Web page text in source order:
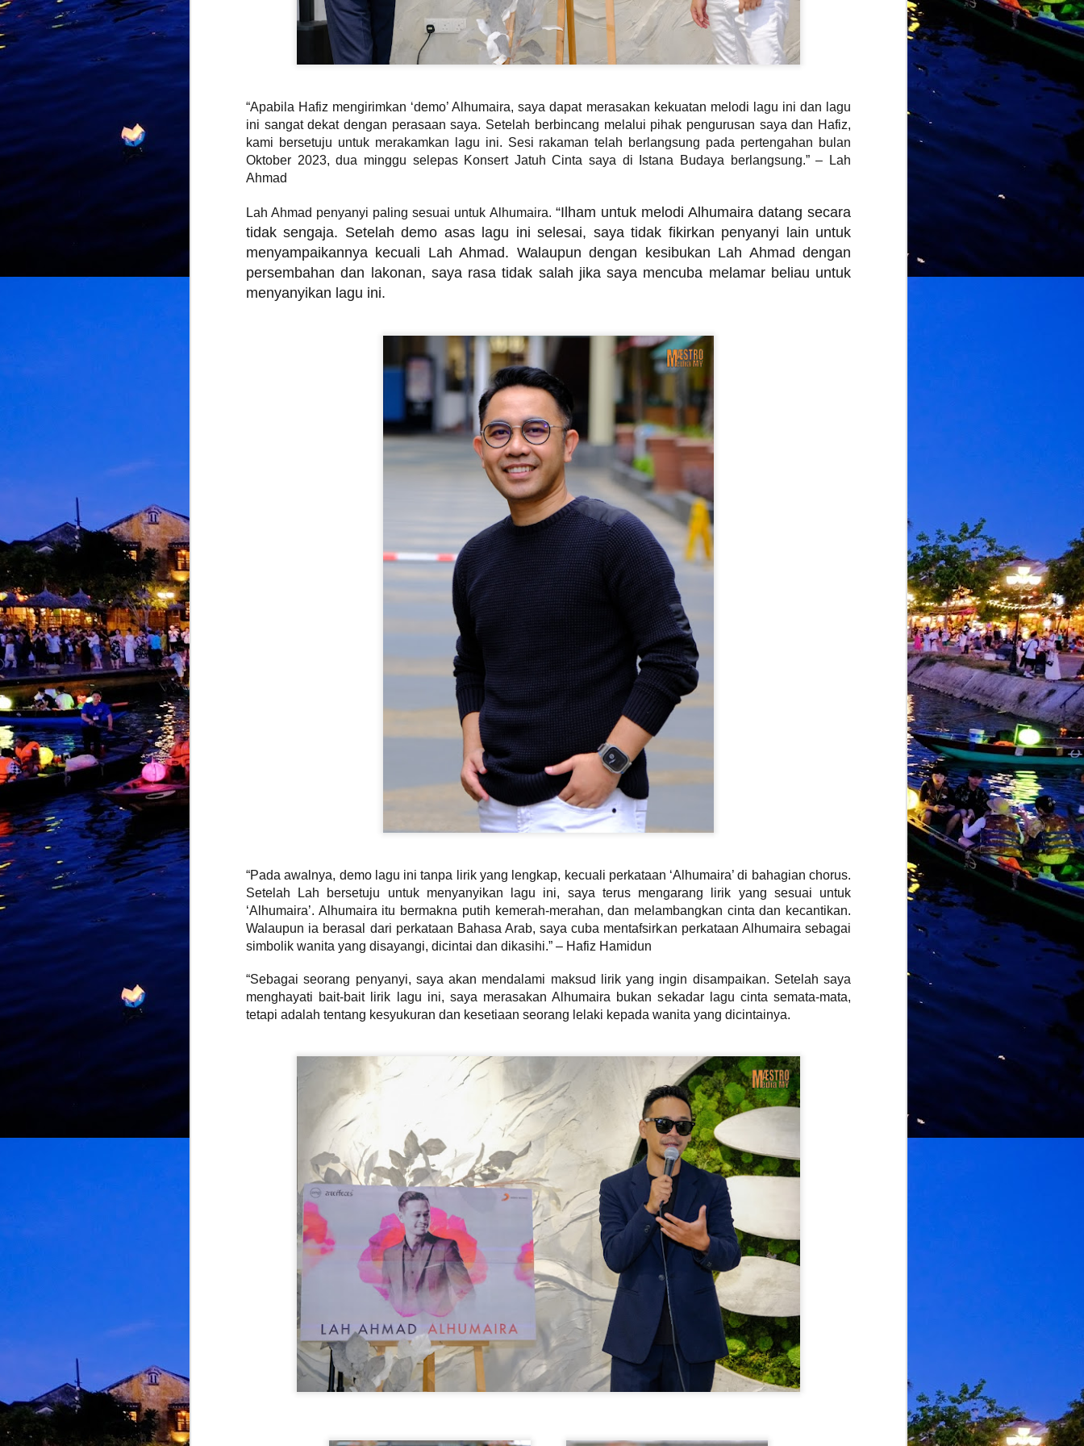
“Apabila Hafiz mengirimkan ‘demo’ Alhumaira, saya dapat merasakan kekuatan melodi lagu ini dan lagu
ini sangat dekat dengan perasaan saya. Setelah berbincang melalui pihak pengurusan saya dan Hafiz,
kami bersetuju untuk merakamkan lagu ini. Sesi rakaman telah berlangsung pada pertengahan bulan
Oktober 2023, dua minggu selepas Konsert Jatuh Cinta saya di Istana Budaya berlangsung.” – Lah
Ahmad
Lah Ahmad penyanyi paling sesuai untuk Alhumaira. “Ilham untuk melodi Alhumaira datang secara
tidak sengaja. Setelah demo asas lagu ini selesai, saya tidak fikirkan penyanyi lain untuk
menyampaikannya kecuali Lah Ahmad. Walaupun dengan kesibukan Lah Ahmad dengan
persembahan dan lakonan, saya rasa tidak salah jika saya mencuba melamar beliau untuk
menyanyikan lagu ini.
“Pada awalnya, demo lagu ini tanpa lirik yang lengkap, kecuali perkataan ‘Alhumaira’ di bahagian chorus.
Setelah Lah bersetuju untuk menyanyikan lagu ini, saya terus mengarang lirik yang sesuai untuk
‘Alhumaira’. Alhumaira itu bermakna putih kemerah-merahan, dan melambangkan cinta dan kecantikan.
Walaupun ia berasal dari perkataan Bahasa Arab, saya cuba mentafsirkan perkataan Alhumaira sebagai
simbolik wanita yang disayangi, dicintai dan dikasihi.” – Hafiz Hamidun
“Sebagai seorang penyanyi, saya akan mendalami maksud lirik yang ingin disampaikan. Setelah saya
menghayati bait-bait lirik lagu ini, saya merasakan Alhumaira bukan sekadar lagu cinta semata-mata,
tetapi adalah tentang kesyukuran dan kesetiaan seorang lelaki kepada wanita yang dicintainya.
JUN
8
BAHANG MENJELANG KONSERT 3 DEKAD UNGU
KIAN TERASA! MARSHA BAKAL BERAKSI
ditunggu-tunggu ramai “Ungu 3 Dasawarsa: Special Night in Kuala
Lumpur” kini semakin dirasai apabila kumpulan legenda Indonesia,
Ungu, bersedia untuk meraikan perjalanan seni mereka selama tiga
dekad bersama peminat di Malaysia dalam sebuah malam yang
dijangka penuh emosi, nostalgia dan kejutan istimewa.
24
LATIHAN PESTAPORA MALAYSIA 2026 UMUM
BARISAN PENUH ARTIS!
KUALA LUMPUR, 21 MEI 2026 – Selepas mencetuskan
keterujaan dalam kalangan peminat menerusi pengumuman edisi
kedua serta sambutan hangat terhadap jualan “Blind Sale Tickets”,
Latihan Pestapora Malaysia 2026 kini secara rasmi mengumumkan
“AJAR AKU” SATUKAN DUA DUNIA MUZIK DALAM
KOLABORASI UNIK
KUALA LUMPUR, 14 MEI 2026 – Selepas lebih dua dekad
dikenali menerusi karya-karya balada dan pop alternatif yang dekat
dengan jiwa pendengar, Aizat Amdan kini membuka lembaran baharu
dalam perjalanan seninya menerusi single terbaharu berjudul “Ajar
Aku”, sebuah kolaborasi bersama band post-hardcore popular,
Sekumpulan Orang Gila (SOG).
KONSERT 3 VETO GABUNGKAN TIGA GERGASI
ROCK WINGS , SEARCH & XPDC ATAS SATU
KUALA LUMPUR, 13 Mei 2026- Selepas sekian lama dinantikan,
peminat muzik rock tanah air bakal disajikan dengan sebuah konsert
istimewa apabila kumpulan Search,Wings & XPDC digandingkan
buat pertama kalinya dalam Konsert 3 Veto.
SENTUHAN EMOSI RASI JIWA GHEA INDRAWARI
SAMPAI KEPADA PEMINAT
Ghea Indrawari akhirnya merealisasikan impiannya untuk
bertemu peminat Malaysia menerusi konsert solo istimewa “GHEA
INDRAWARI: RASI JIWA – Live in Kuala Lumpur” yang berlangsung
Buat pertama kali tampil dengan konsert penuh di Malaysia, Ghea
membuktikan popularitinya bukan sekadar bersandarkan angka
penstriman digital semata-mata, tetapi kekuatan sebenar penyanyi itu
terletak pada keupayaannya menyampaikan emosi secara jujur di
atas pentas.
DINA RIJEU
Kumpulan pop rock popular, Klangit kembali mengukuhkan
kedudukan mereka dalam industri muzik tempatan menerusi
pelancaran single terbaharu berjudul “Kau Bersama Dia”, sebuah
MAY
6
ROCKQUEEN ELLA " HOMECOMING " BAKAL
TAKLUK STADIUM BATU KAWAN 25 JULAI
KUALA LUMPUR, 5 MEI 2026 – Sebuah sidang media khas
diadakan pada hari ini bertempat di Odeon Kuala Lumpur bagi
mengumumkan penganjuran konsert Majlis Tertinggi Rockqueen Ella:
Homecoming Edisi 60 Permata Biru yang bakal berlangsung pada 25
Julai 2026 ini di Stadium Negeri Pulau Pinang, Batu Kawan.
MAY
6
" LAST MAN STANDING 2026 " AWIE BAKAL
GEGARKAN STADIUM MERDEKA 12 SEPTEMBER
KUALA LUMPUR, 4 Mei 2026: Legenda rock tanah air, Dato’
Awie, bakal mengukir satu lagi sejarah menerusi konsert berskala
mega AWIE ROCK KING - LAST MAN STANDING 2026 yang akan
berlangsung di Stadium Merdeka pada 12 September 2026 ini.